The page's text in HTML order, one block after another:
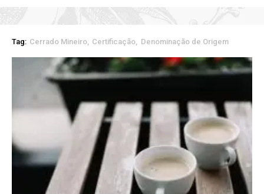
Tag: Cerrado Mineiro Certificação Denominação de Origem